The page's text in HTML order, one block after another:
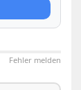
Fehler melden